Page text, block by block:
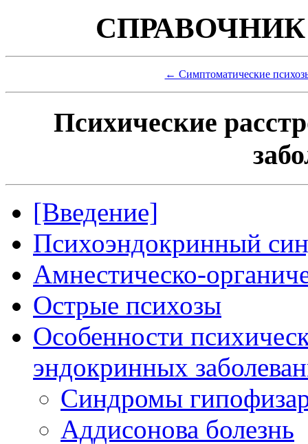
← Симптоматические
Психические
[Введение]
Психоэндокринный
Амнестическо-
Острые психозы
Особенности
эндокринных
Синдромы
Аддисонова болезнь